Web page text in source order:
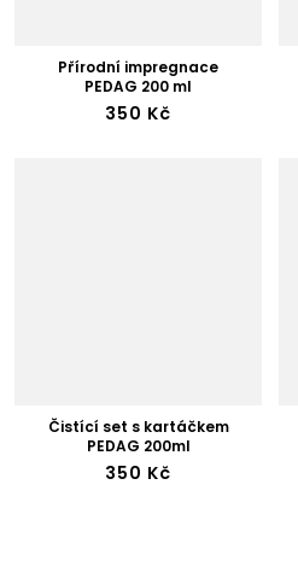
Přírodní impregnace
PEDAG 200 ml
350 Kč
Čistící set s kartáčkem
PEDAG 200ml
350 Kč